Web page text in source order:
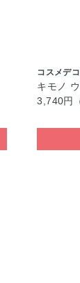
コスメデ
キモノ
3,740円